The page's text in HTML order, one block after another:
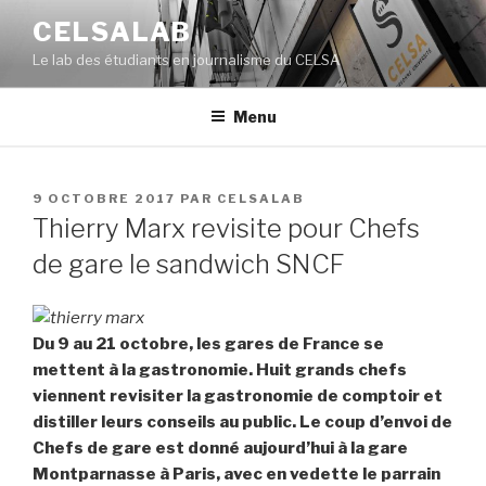
contenu
principal
CELSALAB
Le lab des étudiants en journalisme du CELSA
Menu
PUBLIÉ
LE
9 OCTOBRE 2017 PAR CELSALAB
Thierry Marx revisite pour Chefs
de gare le sandwich SNCF
Du 9 au 21 octobre, les gares de France se
mettent à la gastronomie. Huit grands chefs
viennent revisiter la gastronomie de comptoir et
distiller leurs conseils au public. Le coup d’envoi de
Chefs de gare est donné aujourd’hui à la gare
Montparnasse à Paris, avec en vedette le parrain